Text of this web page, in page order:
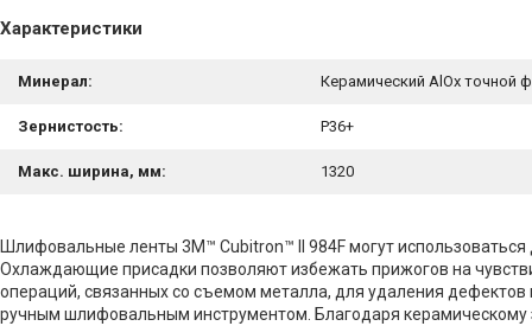
Характеристики
Минерал: Керамический AlOx
Зернистость: P36+
Макс. ширина, мм: 1320
Шлифовальные ленты 3M™ Cubitron™ II 984F могут
Охлаждающие присадки позволяют избежать прижогов на
операций, связанных со съемом металла, для удаления
ручным шлифовальным инструментом. Благодаря